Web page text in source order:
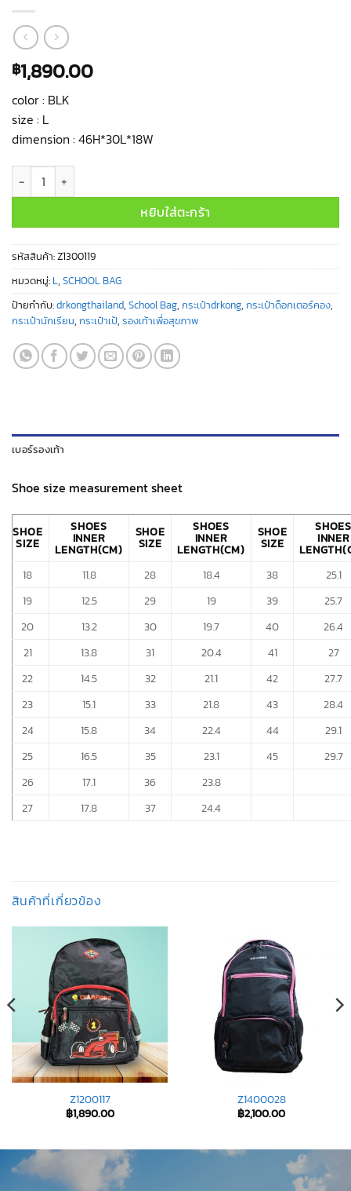
฿1,890.00
color : BLK
size : L
dimension : 46H*30L*18W
จำนวน Z1300119 ชิ้น
หยิบใส่ตะกร้า
รหัสสินค้า:Z1300119
หมวดหมู่: L, SCHOOL BAG
ป้ายกำกับ:drkongthailand, School Bag, กระเป๋าdrkong, กระเป๋าด็อกเตอร์คอง,
กระเป๋านักเรียน, กระเป๋าเป้, รองเท้าเพื่อสุขภาพ
เบอร์รองเท้า
Shoe size measurement sheet
SHOE
SIZE
SHOES
INNER
LENGTH(CM)
SHOE
SIZE
SHOES
INNER
LENGTH(CM)
SHOE
SIZE
SHOES
INNER
18
11.8 28 18.4 38
25.1
19
12.5 29 19 39
25.7
20
13.2 30 19.7 40
26.4
21
13.8 31 20.4 41
27
22
14.5 32 21.1 42
27.7
23
15.1 33 21.8 43
28.4
24
15.8 34 22.4 44
29.1
25
16.5 35 23.1 45
29.7
26
17.1 36
23.8
27
17.8 37 24.4
สินค้าที่เกี่ยวข้อง
Z1200117
฿1,890.00
Z1400028
฿2,100.00